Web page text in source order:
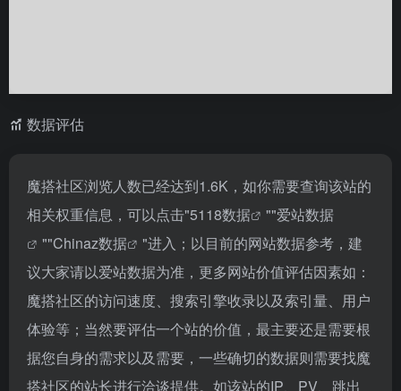
数据评估
魔搭社区浏览人数已经达到1.6K，如你需要查询该站的
相关权重信息，可以点击"5118数据 ""爱站数据
""Chinaz数据
"进入；以目前的网站数据参考，建
议大家请以爱站数据为准，更多网站价值评估因素如：
魔搭社区的访问速度、搜索引擎收录以及索引量、用户
体验等；当然要评估一个站的价值，最主要还是需要根
据您自身的需求以及需要，一些确切的数据则需要找魔
搭社区的站长进行洽谈提供。如该站的IP、PV、跳出